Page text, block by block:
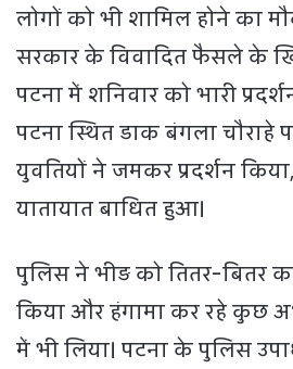
लोगों को भी शामिल होने का
सरकार के विवादित फैसले के
पटना में शनिवार को भारी
पटना स्थित डाक बंगला
युवतियों ने जमकर प्रदर्शन
यातायात बाधित हुआ।
पुलिस ने भीड़ को तितर-बितर
किया और हंगामा कर रहे कुछ
में भी लिया। पटना के पुलिस